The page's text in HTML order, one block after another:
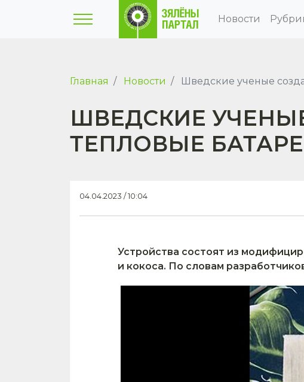
Новости
Главная Новости Шведские ученые
ШВЕДСКИЕ
ТЕПЛОВЫЕ
04.04.2023 / 10:04
Устройства состоят из
и кокоса. По словам